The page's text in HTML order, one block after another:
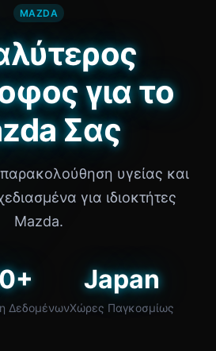
MAZDA
για το
Σας
υγείας και
για ιδιοκτήτες
Mazda.
Δεδομένων
Japan
Χώρες Παγκοσμίως